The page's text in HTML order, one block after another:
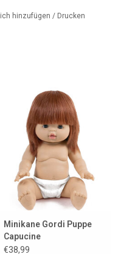
hinzufügen / Drucken
Minikane Gordi Puppe
Capucine
€38,99